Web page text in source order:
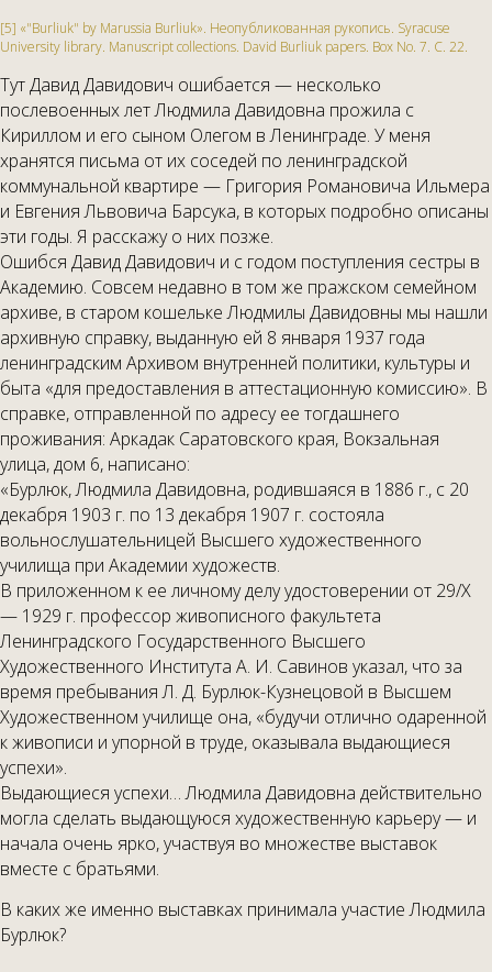
[5] «"Burliuk" by Marussia Burliuk». Неопубликованная рукопись. Syracuse
University library. Manuscript collections. David Burliuk papers. Box No. 7. С. 22.
Тут Давид Давидович ошибается — несколько
послевоенных лет Людмила Давидовна прожила с
Кириллом и его сыном Олегом в Ленинграде. У меня
хранятся письма от их соседей по ленинградской
коммунальной квартире — Григория Романовича Ильмера
и Евгения Львовича Барсука, в которых подробно описаны
эти годы. Я расскажу о них позже.
Ошибся Давид Давидович и с годом поступления сестры в
Академию. Совсем недавно в том же пражском семейном
архиве, в старом кошельке Людмилы Давидовны мы нашли
архивную справку, выданную ей 8 января 1937 года
ленинградским Архивом внутренней политики, культуры и
быта «для предоставления в аттестационную комиссию». В
справке, отправленной по адресу ее тогдашнего
проживания: Аркадак Саратовского края, Вокзальная
улица, дом 6, написано:
«Бурлюк, Людмила Давидовна, родившаяся в 1886 г., с 20
декабря 1903 г. по 13 декабря 1907 г. состояла
вольнослушательницей Высшего художественного
училища при Академии художеств.
В приложенном к ее личному делу удостоверении от 29/Х
— 1929 г. профессор живописного факультета
Ленинградского Государственного Высшего
Художественного Института А. И. Савинов указал, что за
время пребывания Л. Д. Бурлюк-Кузнецовой в Высшем
Художественном училище она, «будучи отлично одаренной
к живописи и упорной в труде, оказывала выдающиеся
успехи».
Выдающиеся успехи… Людмила Давидовна действительно
могла сделать выдающуюся художественную карьеру — и
начала очень ярко, участвуя во множестве выставок
вместе с братьями.
В каких же именно выставках принимала участие Людмила
Бурлюк?